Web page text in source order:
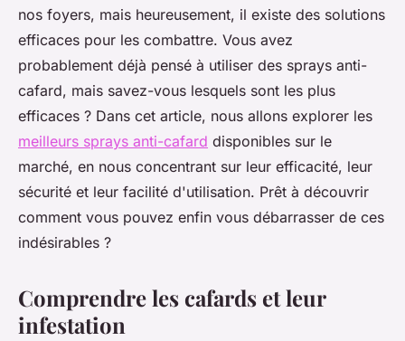
nos foyers, mais heureusement, il existe des solutions
efficaces pour les combattre. Vous avez
probablement déjà pensé à utiliser des sprays anti-
cafard, mais savez-vous lesquels sont les plus
efficaces ? Dans cet article, nous allons explorer les
meilleurs sprays anti-cafard disponibles sur le
marché, en nous concentrant sur leur efficacité, leur
sécurité et leur facilité d'utilisation. Prêt à découvrir
comment vous pouvez enfin vous débarrasser de ces
indésirables ?
Comprendre les cafards et leur
infestation